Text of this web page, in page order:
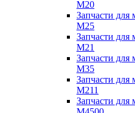
M20
Запчасти для
M25
Запчасти для
M21
Запчасти для
M35
Запчасти для
M211
Запчасти для